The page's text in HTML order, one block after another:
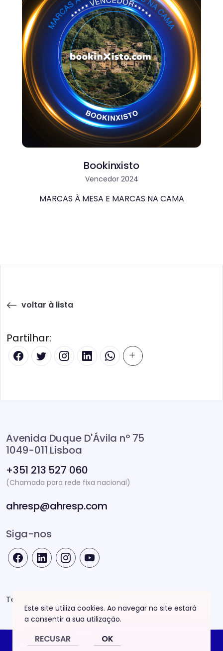
Este site utiliza cookies. Ao navegar no site estará
a consentir a sua utilização.
RECUSAR OK
Bookinxisto
Vencedor 2024
MARCAS À MESA E MARCAS NA CAMA
voltar à lista
Partilhar:
Avenida Duque D'Ávila nº 75
1049-011 Lisboa
+351 213 527 060
(Chamada para rede fixa nacional)
ahresp@ahresp.com
Siga-nos
Termos e Condições
© 2026 Prémios AHRESP. Todos os direitos reservados.